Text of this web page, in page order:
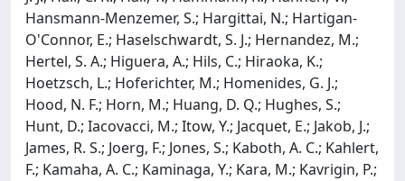
Hansmann-Menzemer, S.; Hargittai, N.; Hartigan-
O'Connor, E.; Haselschwardt, S. J.; Hernandez, M.;
Hertel, S. A.; Higuera, A.; Hils, C.; Hiraoka, K.;
Hoetzsch, L.; Hoferichter, M.; Homenides, G. J.;
Hood, N. F.; Horn, M.; Huang, D. Q.; Hughes, S.;
Hunt, D.; Iacovacci, M.; Itow, Y.; Jacquet, E.; Jakob, J.;
James, R. S.; Joerg, F.; Jones, S.; Kaboth, A. C.; Kahlert,
F.; Kamaha, A. C.; Kaminaga, Y.; Kara, M.; Kavrigin, P.;